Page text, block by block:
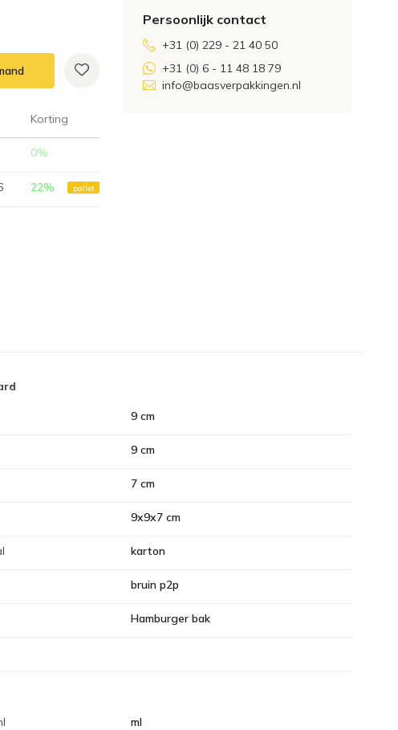
Korting
0%
22% pallet
Persoonlijk contact
+31 (0) 229 - 21 40 50
+31 (0) 6 - 11 48 18 79
info@baasverpakkingen.nl
9 cm
9 cm
7 cm
9x9x7 cm
karton
bruin p2p
Hamburger bak
ml